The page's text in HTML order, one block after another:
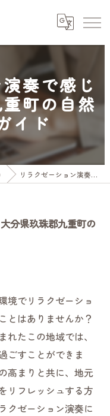
奏で感じ
町の自然
イド
リラクゼーション演奏で感じる大分県玖珠郡九重町の自然と癒し体験ガイド
分県玖珠郡九重町の
境でリラクゼーショ
とはありませんか？
たこの地域では、
ごすことができま
高まりと共に、地元
リフレッシュする方
クゼーション演奏に